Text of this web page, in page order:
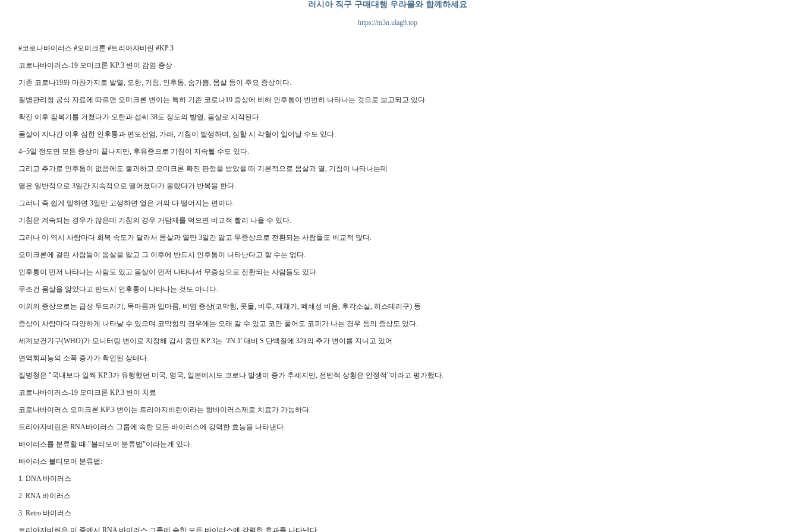
러시아 직구 구매대행 우라몰와 함께하세요
https://m3n.ulag9.top
#코로나바이러스 #오미크론 #트리아자비린 #KP.3
코로나바이러스-19 오미크론 KP.3 변이 감염 증상
기존 코로나19와 마찬가지로 발열, 오한, 기침, 인후통, 숨가쁨, 몸살 등이 주요 증상이다.
질병관리청 공식 자료에 따르면 오미크론 변이는 특히 기존 코로나19 증상에 비해 인후통이 빈번히 나타나는 것으로 보고되고 있다.
확진 이후 잠복기를 거쳤다가 오한과 섭씨 38도 정도의 발열, 몸살로 시작된다.
몸살이 지나간 이후 심한 인후통과 편도선염, 가래, 기침이 발생하며, 심할 시 각혈이 일어날 수도 있다.
4~5일 정도면 모든 증상이 끝나지만, 후유증으로 기침이 지속될 수도 있다.
그리고 추가로 인후통이 없음에도 불과하고 오미크론 확진 판정을 받았을 때 기본적으로 몸살과 열, 기침이 나타나는데
열은 일반적으로 3일간 지속적으로 떨어졌다가 올랐다가 반복을 한다.
그러니 즉 쉽게 말하면 3일만 고생하면 열은 거의 다 떨어지는 편이다.
기침은 계속되는 경우가 많은데 기침의 경우 거담제를 먹으면 비교적 빨리 나을 수 있다.
그러나 이 역시 사람마다 회복 속도가 달라서 몸살과 열만 3일간 앓고 무증상으로 전환되는 사람들도 비교적 많다.
오미크론에 걸린 사람들이 몸살을 앓고 그 이후에 반드시 인후통이 나타난다고 할 수는 없다.
인후통이 먼저 나타나는 사람도 있고 몸살이 먼저 나타나서 무증상으로 전환되는 사람들도 있다.
무조건 몸살을 앓았다고 반드시 인후통이 나타나는 것도 아니다.
이외의 증상으로는 급성 두드러기, 목마름과 입마름, 비염 증상(코막힘, 콧물, 비루, 재채기, 폐쇄성 비음, 후각소실, 히스테리구) 등
증상이 사람마다 다양하게 나타날 수 있으며 코막힘의 경우에는 오래 갈 수 있고 코만 풀어도 코피가 나는 경우 등의 증상도 있다.
세계보건기구(WHO)가 모니터링 변이로 지정해 감시 중인 KP.3는 'JN.1' 대비 S 단백질에 3개의 추가 변이를 지니고 있어
면역회피능의 소폭 증가가 확인된 상태다.
질병청은 "국내보다 일찍 KP.3가 유행했던 미국, 영국, 일본에서도 코로나 발생이 증가 추세지만, 전반적 상황은 안정적"이라고 평가했다.
코로나바이러스-19 오미크론 KP.3 변이 치료
코로나바이러스 오미크론 KP.3 변이는 트리아지비린이라는 항바이러스제로 치료가 가능하다.
트리아자비린은 RNA바이러스 그룹에 속한 모든 바이러스에 강력한 효능을 나타낸다.
바이러스를 분류할 때 "볼티모어 분류법"이라는게 있다.
바이러스 볼티모어 분류법:
1. DNA 바이러스
2. RNA 바이러스
3. Retro 바이러스
트리아자비린은 이 중에서 RNA 바이러스 그룹에 속한 모든 바이러스에 강력한 효과를 나타낸다.